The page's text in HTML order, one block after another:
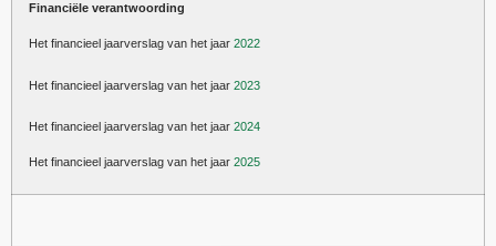
Financiële verantwoording
Het financieel jaarverslag van het jaar 2022
Het financieel jaarverslag van het jaar 2023
Het financieel jaarverslag van het jaar 2024
Het financieel jaarverslag van het jaar 2025